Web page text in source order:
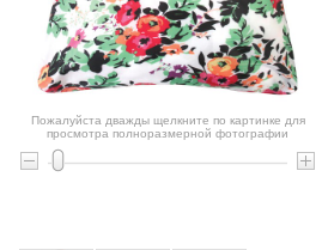
Пожалуйста дважды щелкните по картинке для
просмотра полноразмерной фотографии